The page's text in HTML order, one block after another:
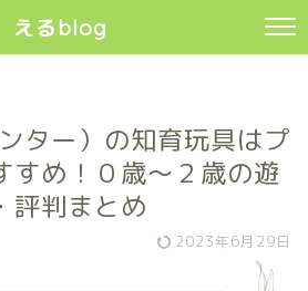
えるblog
ター）の知育玩具はプ
すめ！０歳〜２歳の遊
評判まとめ
2023年6月29日